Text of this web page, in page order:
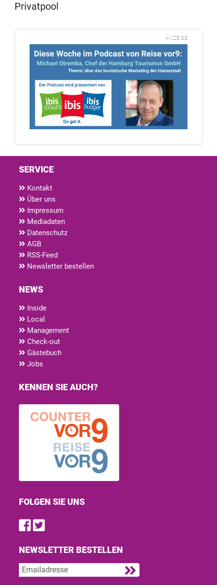
Privatpool
ANZEIGE
SERVICE
Kontakt
Über uns
Impressum
Mediadaten
Datenschutz
AGB
RSS-Feed
Newsletter bestellen
NEWS
Inside
Local
Management
Check-out
Gästebuch
Jobs
KENNEN SIE AUCH?
FOLGEN SIE UNS
Find us on Facebook
Follow us on Twitter
NEWSLETTER BESTELLEN